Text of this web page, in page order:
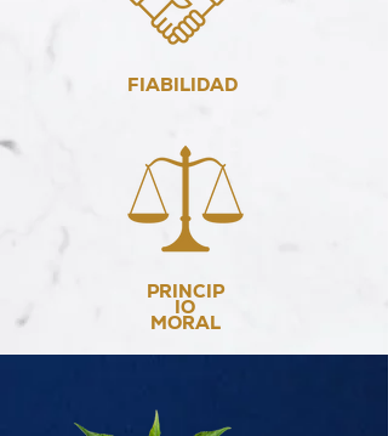
FIABILIDAD
PRINCIP
IO
MORAL